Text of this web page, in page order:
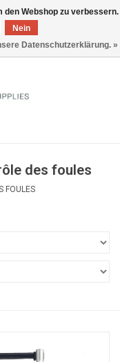
des foules
FOULES
den Webshop zu verbessern.
Nein
Datenschutzerklärung. »